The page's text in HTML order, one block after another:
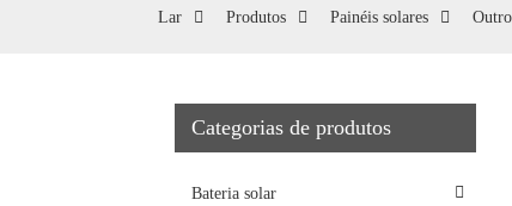
Lar Produtos Painéis solares
Categorias de produtos
Bateria solar
Loading...
Loading...